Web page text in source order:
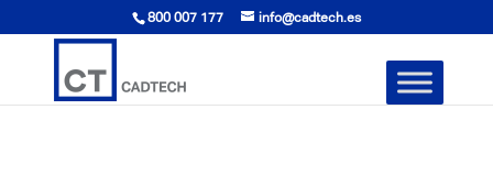
800 007 177 info@cadtech.es